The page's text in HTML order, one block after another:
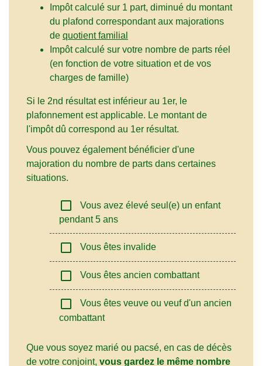
Impôt calculé sur 1 part, diminué du montant
du plafond correspondant aux majorations
de quotient familial
Impôt calculé sur votre nombre de parts réel
(en fonction de votre situation et de vos
charges de famille)
Si le 2nd résultat est inférieur au 1er, le
plafonnement est applicable. Le montant de
l'impôt dû correspond au 1er résultat.
Vous pouvez également bénéficier d'une
majoration du nombre de parts dans certaines
situations.
check_box_outline_blank
Vous avez élevé seul(e) un enfant
pendant 5 ans
check_box_outline_blank Vous êtes invalide
check_box_outline_blank Vous êtes ancien combattant
check_box_outline_blank
Vous êtes veuve ou veuf d'un ancien
combattant
Que vous soyez marié ou pacsé, en cas de décès
de votre conjoint, vous gardez le même nombre